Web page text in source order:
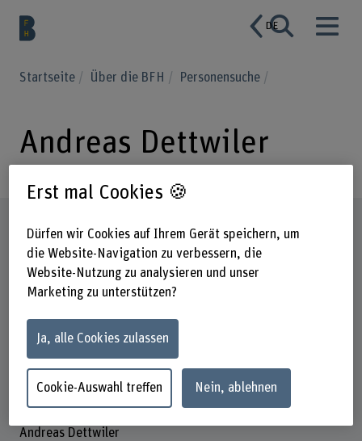
DE
Startseite Über die BFH Personensuche
Andreas Dettwiler
Steckbrief
Andreas Dettwiler
Erst mal Cookies 🍪
Dürfen wir Cookies auf Ihrem Gerät speichern, um
die Website-Navigation zu verbessern, die
Website-Nutzung zu analysieren und unser
Marketing zu unterstützen?
Ja, alle Cookies zulassen
Cookie-Auswahl treffen Nein, ablehnen